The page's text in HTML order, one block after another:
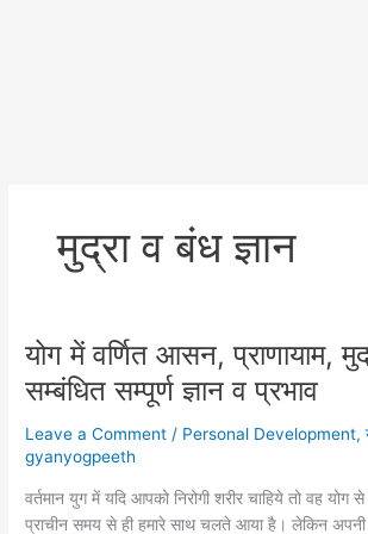
मुद्रा व बंध ज्ञान
योग में वर्णित आसन, प्राणायाम,
सम्बंधित सम्पूर्ण ज्ञान व प्रभाव
Leave a Comment / Personal Development,
gyanyogpeeth
वर्तमान युग में यदि आपको निरोगी शरीर चाहिये तो वह योग
प्राचीन समय से ही हमारे साथ चलते आया है। लेकिन